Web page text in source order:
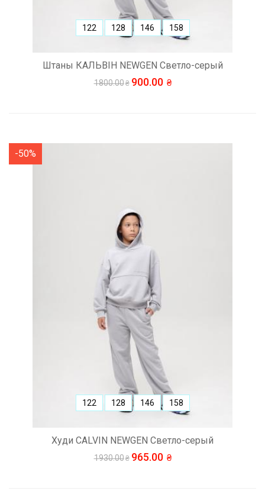
Штаны КАЛЬВІН NEWGEN Светло-серый
1800.00 900.00
122 128 146 158
-50%
Худи CALVIN NEWGEN Светло-серый
1930.00 965.00
122 128 146 158